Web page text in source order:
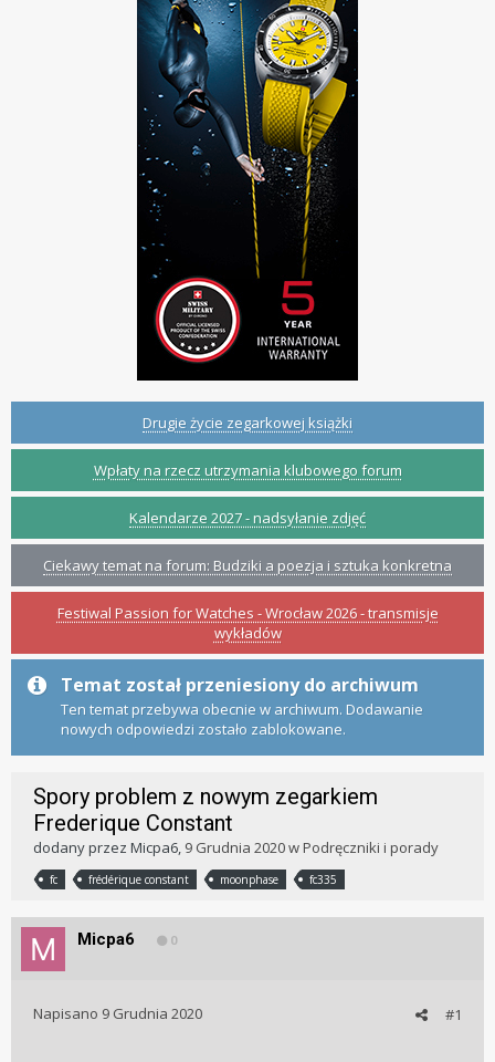
Drugie życie zegarkowej książki
Wpłaty na rzecz utrzymania klubowego forum
Kalendarze 2027 - nadsyłanie zdjęć
Ciekawy temat na forum: Budziki a poezja i sztuka konkretna
Festiwal Passion for Watches - Wrocław 2026 - transmisje
wykładów
Temat został przeniesiony do archiwum
Ten temat przebywa obecnie w archiwum. Dodawanie
nowych odpowiedzi zostało zablokowane.
Spory problem z nowym zegarkiem
Frederique Constant
dodany przez Micpa6, 9 Grudnia 2020wPodręczniki i porady
fc frédérique constant moonphase fc335
Micpa6 0
#1
Napisano 9 Grudnia 2020